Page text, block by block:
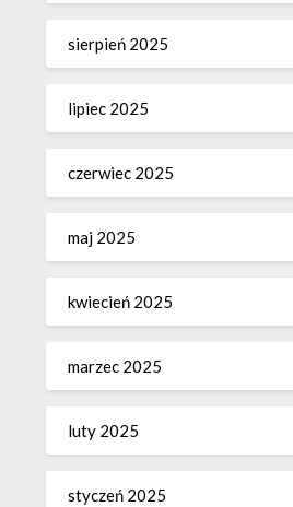
sierpień 2025
lipiec 2025
czerwiec 2025
maj 2025
kwiecień 2025
marzec 2025
luty 2025
styczeń 2025